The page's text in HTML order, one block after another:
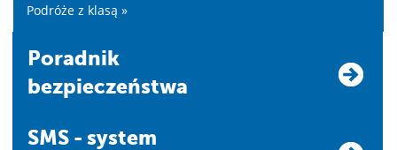
Podróże z klasą »
Poradnik
bezpieczeństwa
SMS - system